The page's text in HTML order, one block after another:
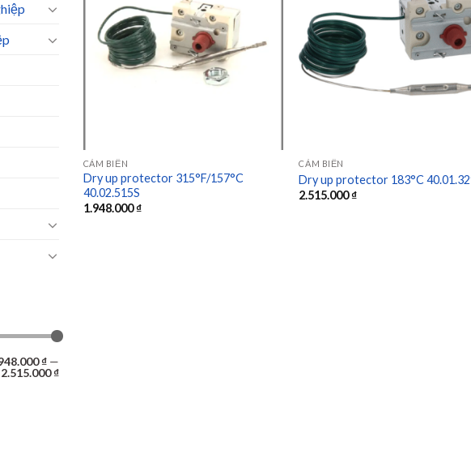
₫ —
2.515.000 ₫
CẢM BIẾN
Dry up protector 315°F/157°C
40.02.515S
1.948.000₫
CẢM BIẾN
Dry up protector 183°C
2.515.000₫